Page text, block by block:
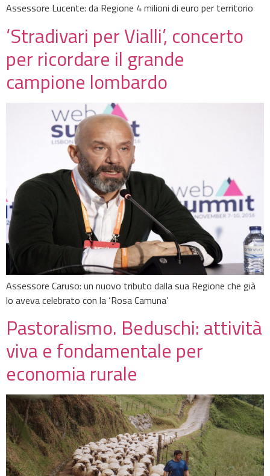
Assessore Lucente: da Regione 4 milioni di euro per territorio
‘Stradivari per Vialli’, concerto
per ricordare il grande
campione lombardo
Assessore Caruso: un nuovo tributo dalla sua Regione che già
lo aveva celebrato con la ‘Rosa Camuna’
Pastoralismo. Beduschi: attività
viva e fondamentale per
economia rurale